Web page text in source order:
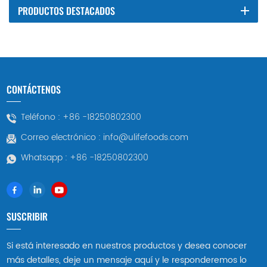
PRODUCTOS DESTACADOS
CONTÁCTENOS
Teléfono : +86 -18250802300
Correo electrónico : info@ulifefoods.com
Whatsapp : +86 -18250802300
SUSCRIBIR
Si está interesado en nuestros productos y desea conocer
más detalles, deje un mensaje aquí y le responderemos lo